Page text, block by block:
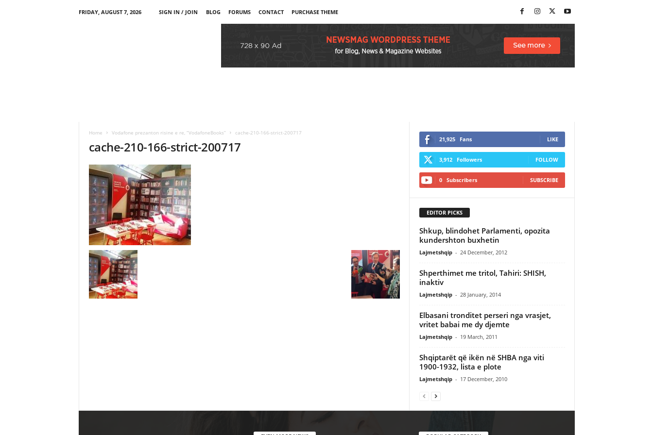
FRIDAY, AUGUST 7, 2026 SIGN IN / JOIN BLOG FORUMS CONTACT PURCHASE THEME
Home Vodafone prezanton risine e re, “VodafoneBooks” cache-210-166-strict-200717
cache-210-166-strict-200717 21,925 Fans LIKE
3,912 Followers FOLLOW
0 Subscribers SUBSCRIBE
EDITOR PICKS
Shkup, blindohet Parlamenti, opozita
kundershton buxhetin
Lajmetshqip - 24 December, 2012
Shperthimet me tritol, Tahiri: SHISH,
inaktiv
Lajmetshqip - 28 January, 2014
Elbasani tronditet perseri nga vrasjet,
vritet babai me dy djemte
Lajmetshqip - 19 March, 2011
Shqiptarët që ikën në SHBA nga viti
1900-1932, lista e plote
Lajmetshqip - 17 December, 2010